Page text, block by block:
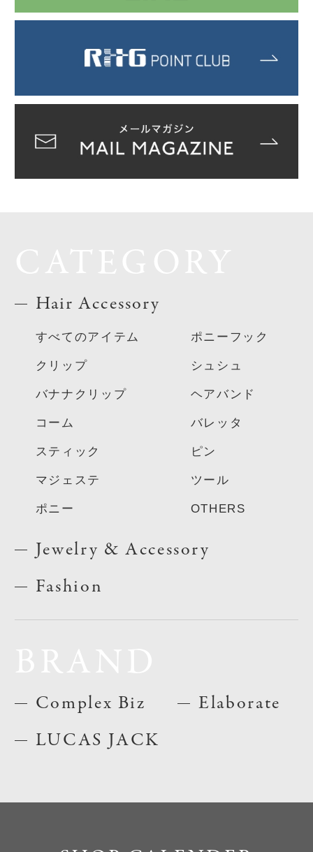
Hair Accessory
すべてのアイテム
クリップ
バナナクリップ
コーム
スティック
マジェステ
ポニー
ポニーフック
シュシュ
ヘアバンド
バレッタ
ピン
ツール
OTHERS
Jewelry & Accessory
Fashion
Complex Biz
LUCAS JACK
Elaborate